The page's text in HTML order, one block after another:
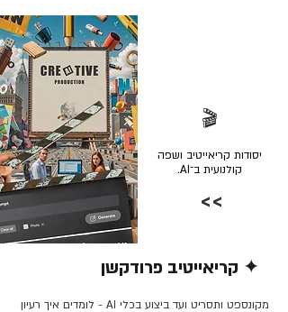
🎬
יסודות קריאייטיב ושפה
קולנועית ב־AI.
>>
✦ קריאייטיב פרודקשן
מקונספט ותסריט ועד ביצוע בכלי AI - לומדים איך רעיון